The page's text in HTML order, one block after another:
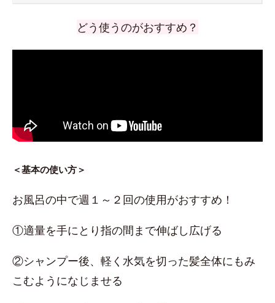
どう使うのがおすすめ？
＜基本の使い方＞
お風呂の中で週１～２回の使用がおすすめ！
①適量を手にとり指の間まで伸ばし広げる
②シャンプー後、軽く水気を切った髪全体にもみ
こむようになじませる